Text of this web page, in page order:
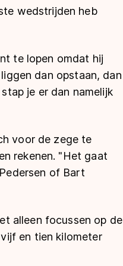
wedstrijden heb
te lopen omdat hij
dan opstaan, dan
je er dan namelijk
voor de zege te
rekenen. "Het gaat
of Bart
alleen focussen op de
en tien kilometer